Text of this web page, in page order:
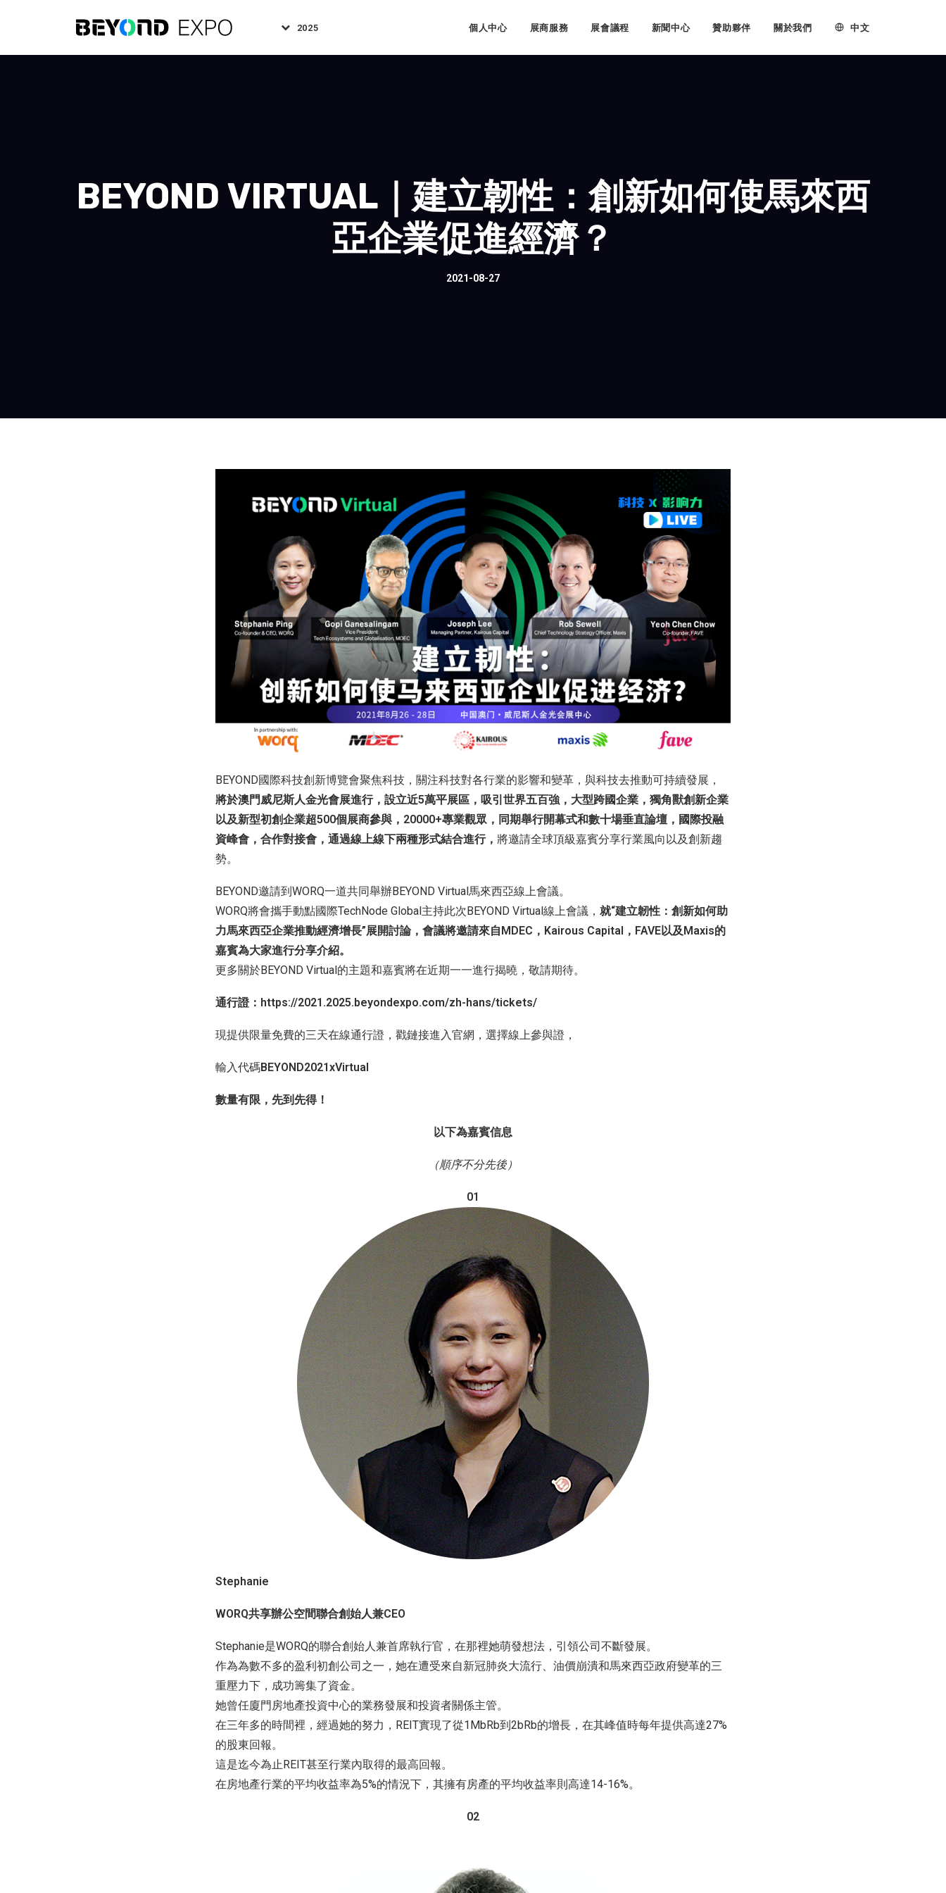
2025 個人中心 展商服務 展會議程 新聞中心 贊助夥伴 關於我們 中文
BEYOND VIRTUAL｜建立韌性：創新如何使馬來西
亞企業促進經濟？
2021-08-27
BEYOND國際科技創新博覽會聚焦科技，關注科技對各行業的影響和變革，與科技去推動可持續發展，
將於澳門威尼斯人金光會展進行，設立近5萬平展區，吸引世界五百強，大型跨國企業，獨角獸創新企業
以及新型初創企業超500個展商參與，20000+專業觀眾，同期舉行開幕式和數十場垂直論壇，國際投融
資峰會，合作對接會，通過線上線下兩種形式結合進行， 將邀請全球頂級嘉賓分享行業風向以及創新趨
勢。
BEYOND邀請到WORQ一道共同舉辦BEYOND Virtual馬來西亞線上會議。
WORQ將會攜手動點國際TechNode Global主持此次BEYOND Virtual線上會議， 就“建立韌性：創新如何助
力馬來西亞企業推動經濟增長”展開討論，會議將邀請來自MDEC，Kairous Capital，FAVE以及Maxis的
嘉賓為大家進行分享介紹。
更多關於BEYOND Virtual的主題和嘉賓將在近期一一進行揭曉，敬請期待。
通行證：https://2021.2025.beyondexpo.com/zh-hans/tickets/
現提供限量免費的三天在線通行證，戳鏈接進入官網，選擇線上參與證，
輸入代碼BEYOND2021xVirtual
數量有限，先到先得！
以下為嘉賓信息
（順序不分先後）
01
Stephanie
WORQ共享辦公空間聯合創始人兼CEO
Stephanie是WORQ的聯合創始人兼首席執行官，在那裡她萌發想法，引領公司不斷發展。
作為為數不多的盈利初創公司之一，她在遭受來自新冠肺炎大流行、油價崩潰和馬來西亞政府變革的三
重壓力下，成功籌集了資金。
她曾任廈門房地產投資中心的業務發展和投資者關係主管。
在三年多的時間裡，經過她的努力，REIT實現了從1MbRb到2bRb的增長，在其峰值時每年提供高達27%
的股東回報。
這是迄今為止REIT甚至行業內取得的最高回報。
在房地產行業的平均收益率為5%的情況下，其擁有房產的平均收益率則高達14-16%。
02